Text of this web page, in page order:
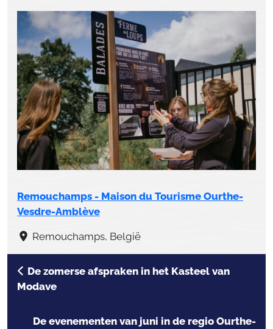
Remouchamps - Maison du Tourisme Ourthe-
Vesdre-Amblève
Remouchamps, België
De zomerse afspraken in het Kasteel van
Modave
De evenementen van juni in de regio Ourthe-